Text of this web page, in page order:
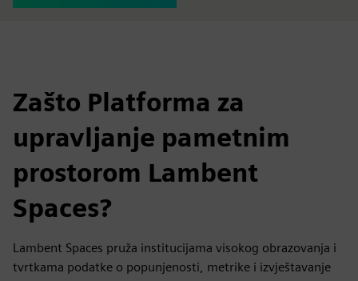
Zašto Platforma za
upravljanje pametnim
prostorom Lambent
Spaces?
Lambent Spaces pruža institucijama visokog obrazovanja i
tvrtkama podatke o popunjenosti, metrike i izvještavanje